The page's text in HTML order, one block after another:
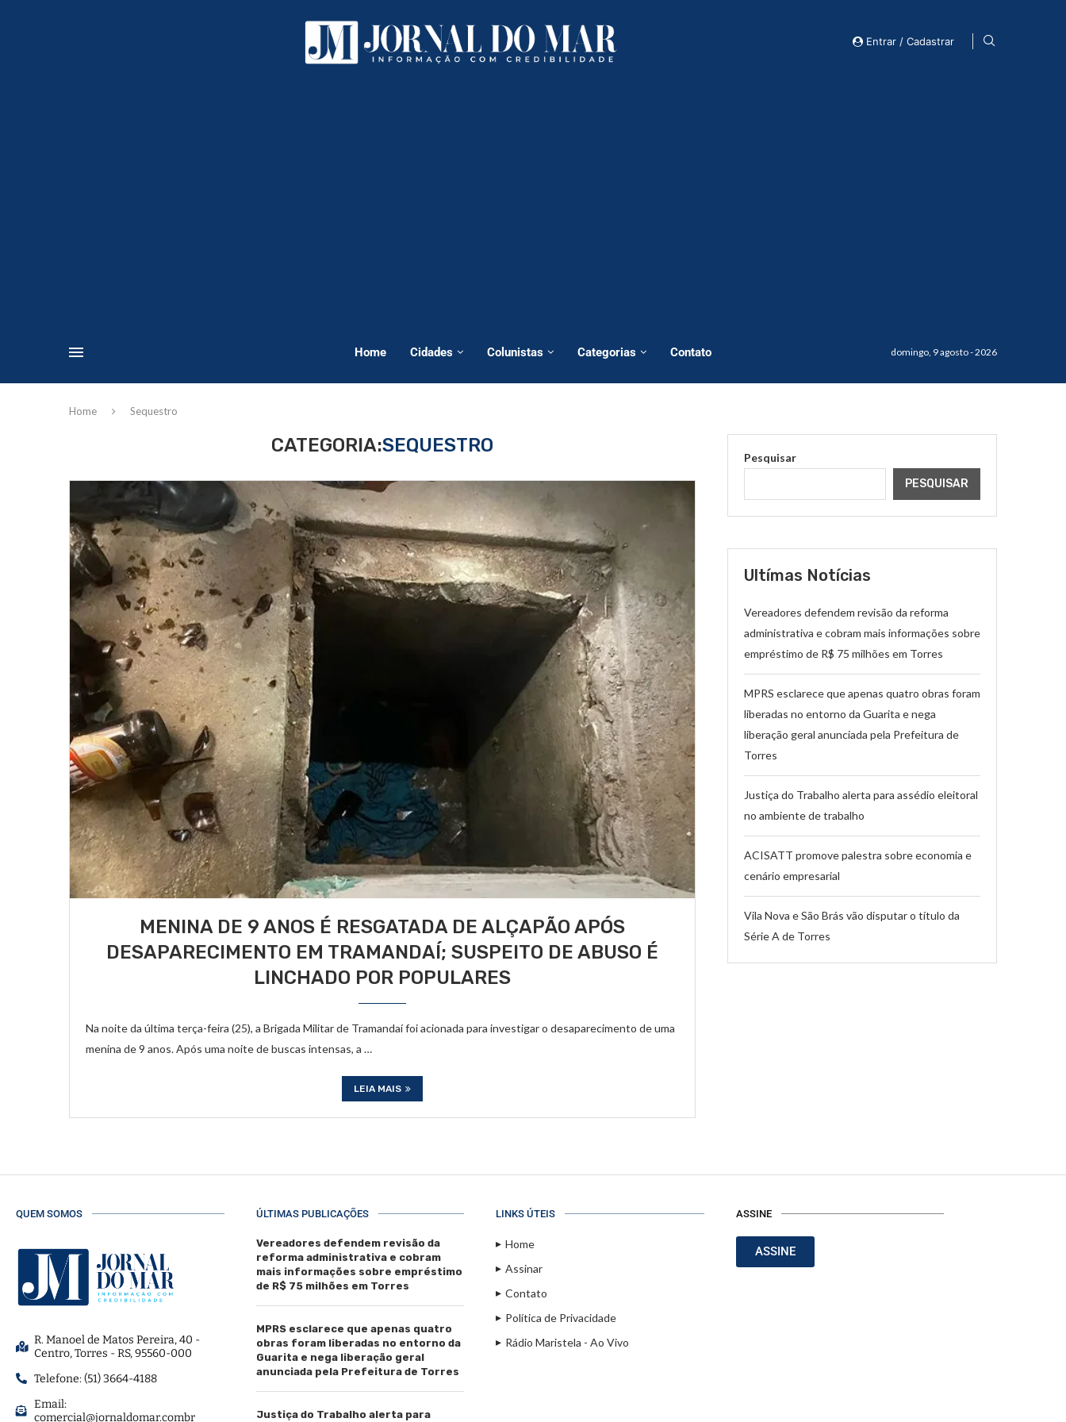
Entrar / Cadastrar
Home Cidades Colunistas Categorias Contato domingo, 9 agosto - 2026
Home Sequestro
CATEGORIA:SEQUESTRO
MENINA DE 9 ANOS É RESGATADA DE ALÇAPÃO APÓS
DESAPARECIMENTO EM TRAMANDAÍ; SUSPEITO DE ABUSO É
LINCHADO POR POPULARES
Na noite da última terça-feira (25), a Brigada Militar de Tramandaí foi acionada para investigar o desaparecimento de uma
menina de 9 anos. Após uma noite de buscas intensas, a …
LEIA MAIS
Pesquisar
PESQUISAR
Ultímas Notícias
Vereadores defendem revisão da reforma
administrativa e cobram mais informações sobre
empréstimo de R$ 75 milhões em Torres
MPRS esclarece que apenas quatro obras foram
liberadas no entorno da Guarita e nega
liberação geral anunciada pela Prefeitura de
Torres
Justiça do Trabalho alerta para assédio eleitoral
no ambiente de trabalho
ACISATT promove palestra sobre economia e
cenário empresarial
Vila Nova e São Brás vão disputar o título da
Série A de Torres
QUEM SOMOS
R. Manoel de Matos Pereira, 40 -
Centro, Torres - RS, 95560-000
Telefone: (51) 3664-4188
Email:
comercial@jornaldomar.combr
ÚLTIMAS PUBLICAÇÕES
Vereadores defendem revisão da
reforma administrativa e cobram
mais informações sobre empréstimo
de R$ 75 milhões em Torres
MPRS esclarece que apenas quatro
obras foram liberadas no entorno da
Guarita e nega liberação geral
anunciada pela Prefeitura de Torres
Justiça do Trabalho alerta para
LINKS ÚTEIS
Home
Assinar
Contato
Política de Privacidade
Rádio Maristela - Ao Vivo
ASSINE
ASSINE